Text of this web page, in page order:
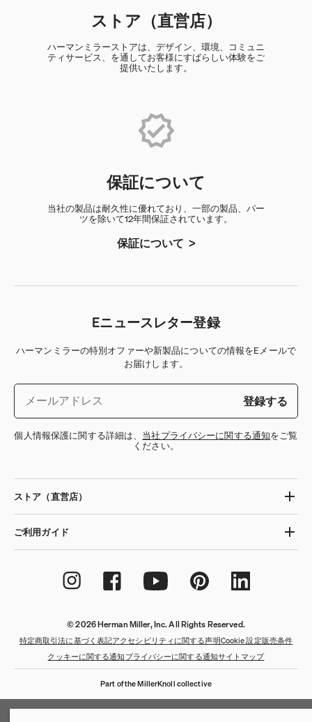
ストア（直営店）
ハーマンミラーストアは、デザイン、環境、コミュニ
ティサービス、を通してお客様にすばらしい体験をご
提供いたします。
保証について
当社の製品は耐久性に優れており、一部の製品、パー
ツを除いて12年間保証されています。
保証について
Eニュースレター登録
ハーマンミラーの特別オファーや新製品についての情報をEメールで
お届けします。
登録する
個人情報保護に関する詳細は、 当社プライバシーに関する通知をご覧
ください。
ストア（直営店）
ご利用ガイド
© 2026 Herman Miller, Inc. All Rights Reserved.
特定商取引法に基づく表記アクセシビリティに関する声明
販売条件
クッキーに関する通知 プライバシーに関する通知サイトマップ
Cookie 設定
Part of the MillerKnoll collective